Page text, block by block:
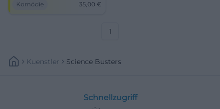
starke Pointen und großes
Komödie 35,00 €
1
Kuenstler Science Busters
Schnellzugriff